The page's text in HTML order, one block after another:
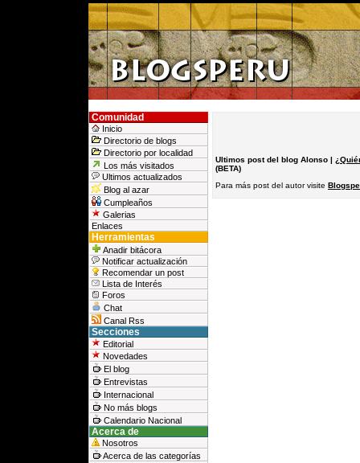
Comunidad
Inicio
Directorio de blogs
Directorio por localidad
Los más visitados
Ultimos actualizados
Blog al azar
Cumpleaños
Galerias
Enlaces
Herramientas
Anadir bitácora
Notificar actualización
Recomendar un post
Lista de Interés
Foros
Chat
Canal Rss
Secciones
Editorial
Novedades
El blog
Entrevistas
Internacional
No más blogs
Calendario Nacional
Acerca de
Nosotros
Acerca de las categorías
Ultimos post del blog Alonso |
(BETA)
Para más post del autor visite